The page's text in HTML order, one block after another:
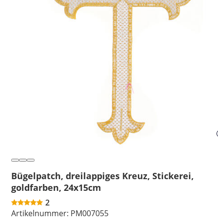
Bügelpatch, dreilappiges Kreuz, Stickerei,
goldfarben, 24x15cm
2
Artikelnummer: PM007055